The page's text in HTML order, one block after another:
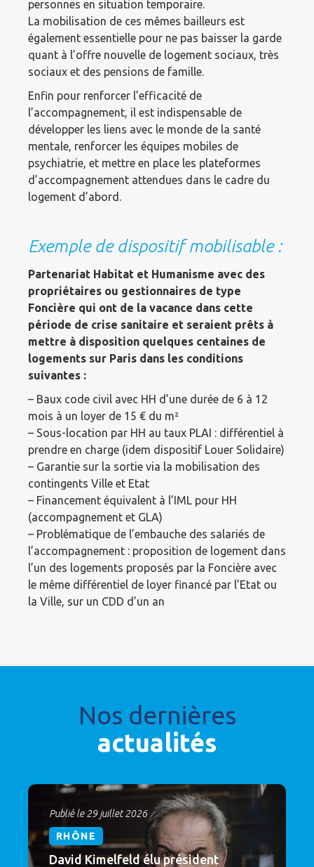
personnes en situation temporaire.
La mobilisation de ces mêmes bailleurs est
également essentielle pour ne pas baisser la garde
quant à l’offre nouvelle de logement sociaux, très
sociaux et des pensions de famille.
Enfin pour renforcer l’efficacité de
l’accompagnement, il est indispensable de
développer les liens avec le monde de la santé
mentale, renforcer les équipes mobiles de
psychiatrie, et mettre en place les plateformes
d’accompagnement attendues dans le cadre du
logement d’abord.
Exemple de dispositif mobilisable :
Partenariat Habitat et Humanisme avec des
propriétaires ou gestionnaires de type
Foncière qui ont de la vacance dans cette
période de crise sanitaire et seraient prêts à
mettre à disposition quelques centaines de
logements sur Paris dans les conditions
suivantes :
– Baux code civil avec HH d’une durée de 6 à 12
mois à un loyer de 15 € du m²
– Sous-location par HH au taux PLAI : différentiel à
prendre en charge (idem dispositif Louer Solidaire)
– Garantie sur la sortie via la mobilisation des
contingents Ville et Etat
– Financement équivalent à l’IML pour HH
(accompagnement et GLA)
– Problématique de l’embauche des salariés de
l’accompagnement : proposition de logement dans
l’un des logements proposés par la Foncière avec
le même différentiel de loyer financé par l’Etat ou
la Ville, sur un CDD d’un an
Nos dernières
actualités
Publié le 29 juillet 2026
RHÔNE
David Kimelfeld élu président